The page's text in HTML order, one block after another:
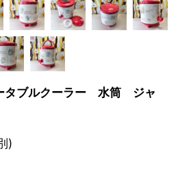
タブルクーラー 水筒 ジャ
)